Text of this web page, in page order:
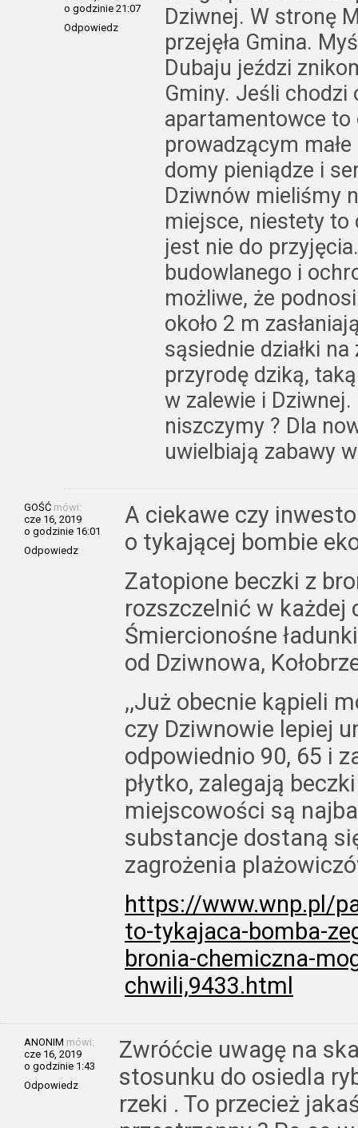
o godzinie 21:07
Odpowiedz
Dziwnej. W stronę
przejęła Gmina.
Dubaju jeździ
Gminy. Jeśli
apartamentowce to
prowadzącym
domy pieniądze i
Dziwnów mieliśmy
miejsce, niestety to
jest nie do
budowlanego i
możliwe, że
około 2 m
sąsiednie działki
przyrodę dziką,
w zalewie i
niszczymy ? Dla
uwielbiają zabawy
GOŚĆ mówi:
cze 16, 2019
o godzinie 16:01
Odpowiedz
A ciekawe czy
o tykającej bombie
Zatopione beczki z
rozszczelnić w każdej
Śmiercionośne
od Dziwnowa,
,,Już obecnie kąpieli
czy Dziwnowie lepiej
odpowiednio 90, 65 i
płytko, zalegają
miejscowości są
substancje dostaną
zagrożenia
https://www.wnp.pl/
to-tykajaca-bomba-
bronia-chemiczna-
chwili,9433.html
ANONIM mówi:
cze 16, 2019
o godzinie 1:43
Odpowiedz
Zwróćcie uwagę na
stosunku do osiedla
rzeki . To przecież